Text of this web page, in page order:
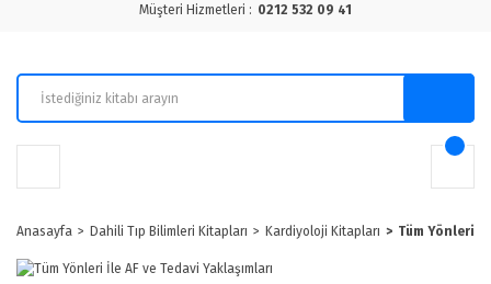
Müşteri Hizmetleri : 0212 532 09 41
Anasayfa Dahili Tıp Bilimleri Kitapları Kardiyoloji Kitapları Tüm Yönleri